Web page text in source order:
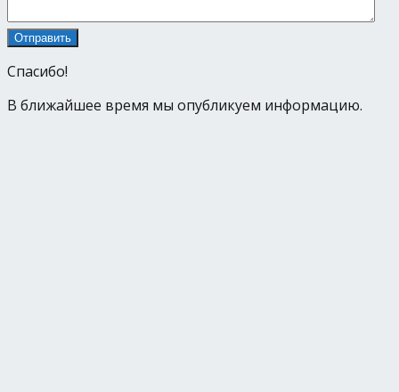
Спасибо!
В ближайшее время мы опубликуем информацию.